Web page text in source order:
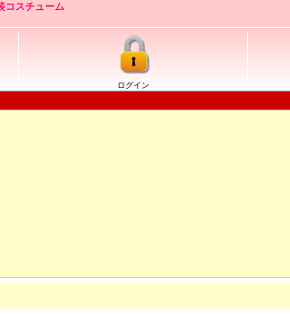
コスチューム
ログイン